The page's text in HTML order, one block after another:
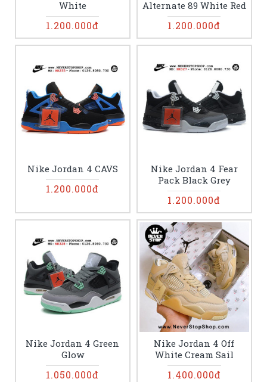
White
1.200.000đ
Alternate 89 White Red
1.200.000đ
Nike Jordan 4 CAVS
1.200.000đ
Nike Jordan 4 Fear
Pack Black Grey
1.200.000đ
Nike Jordan 4 Green
Glow
1.050.000đ
Nike Jordan 4 Off
White Cream Sail
1.400.000đ